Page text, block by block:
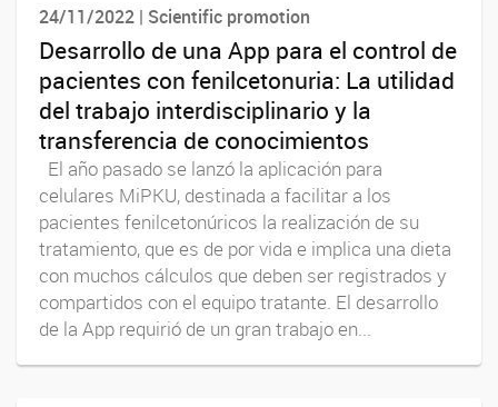
24/11/2022 | Scientific promotion
Desarrollo de una App para el control de
pacientes con fenilcetonuria: La utilidad
del trabajo interdisciplinario y la
transferencia de conocimientos
El año pasado se lanzó la aplicación para
celulares MiPKU, destinada a facilitar a los
pacientes fenilcetonúricos la realización de su
tratamiento, que es de por vida e implica una dieta
con muchos cálculos que deben ser registrados y
compartidos con el equipo tratante. El desarrollo
de la App requirió de un gran trabajo en...